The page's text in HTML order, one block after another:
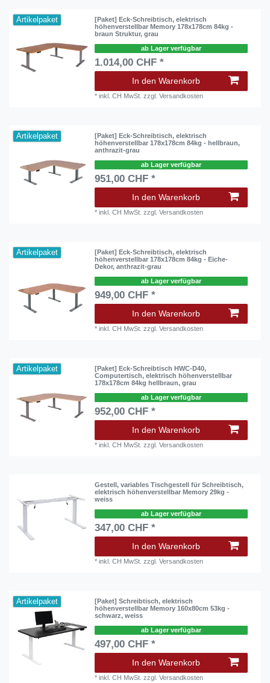
Artikelpaket
[Paket] Eck-Schreibtisch, elektrisch
höhenverstellbar Memory 178x178cm 84kg -
braun Struktur, grau
ab Lager verfügbar
1.014,00 CHF *
In den Warenkorb
*inkl. CH MwSt. zzgl.Versandkosten
Artikelpaket
[Paket] Eck-Schreibtisch, elektrisch
höhenverstellbar 178x178cm 84kg - hellbraun,
anthrazit-grau
ab Lager verfügbar
951,00 CHF *
In den Warenkorb
*inkl. CH MwSt. zzgl.Versandkosten
Artikelpaket
[Paket] Eck-Schreibtisch, elektrisch
höhenverstellbar 178x178cm 84kg - Eiche-
Dekor, anthrazit-grau
ab Lager verfügbar
949,00 CHF *
In den Warenkorb
*inkl. CH MwSt. zzgl.Versandkosten
Artikelpaket
[Paket] Eck-Schreibtisch HWC-D40,
Computertisch, elektrisch höhenverstellbar
178x178cm 84kg hellbraun, grau
ab Lager verfügbar
952,00 CHF *
In den Warenkorb
*inkl. CH MwSt. zzgl.Versandkosten
Gestell, variables Tischgestell für Schreibtisch,
elektrisch höhenverstellbar Memory 29kg -
weiss
ab Lager verfügbar
347,00 CHF *
In den Warenkorb
*inkl. CH MwSt. zzgl.Versandkosten
Artikelpaket
[Paket] Schreibtisch, elektrisch
höhenverstellbar Memory 160x80cm 53kg -
schwarz, weiss
ab Lager verfügbar
497,00 CHF *
In den Warenkorb
*inkl. CH MwSt. zzgl.Versandkosten